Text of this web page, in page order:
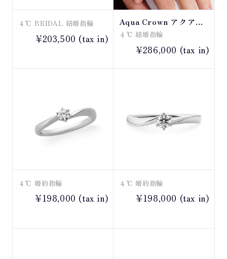
４℃ BRIDAL 結婚指輪
¥203,500 (tax in)
Aqua Crown アクアク
ラウン
４℃ 結婚指輪
¥286,000 (tax in)
４℃ 婚約指輪
¥198,000 (tax in)
４℃ 婚約指輪
¥198,000 (tax in)